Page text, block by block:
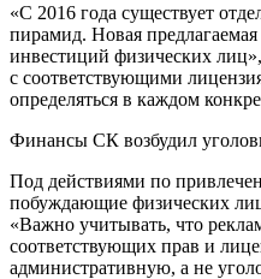
«С 2016 года существует
пирамид. Новая
инвестиций физических
с соответствующими
определяться в каждом
Финансы СК возбудил
Под действиями по
побуждающие физических
«Важно учитывать, что
соответствующих прав и
административную, а не